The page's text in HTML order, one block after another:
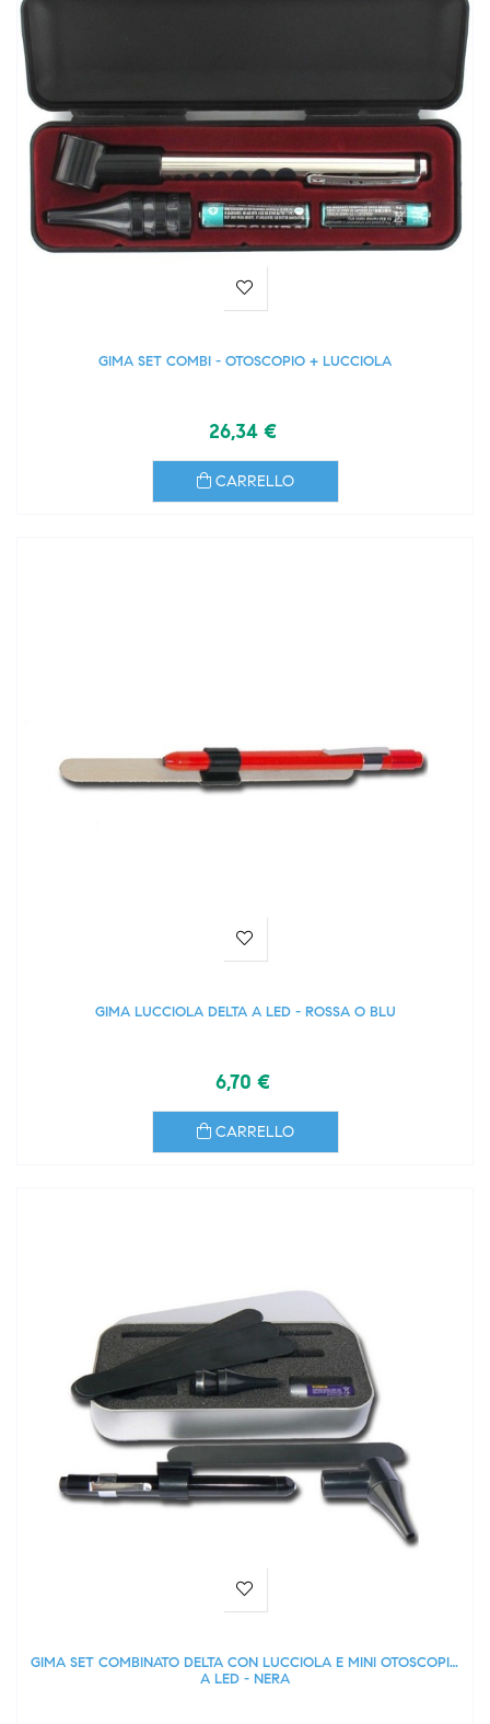
GIMA SET COMBI - OTOSCOPIO + LUCCIOLA
26,34 €
CARRELLO
GIMA LUCCIOLA DELTA A LED - ROSSA O BLU
6,70 €
CARRELLO
GIMA SET COMBINATO DELTA CON LUCCIOLA E MINI OTOSCOPIO
A LED - NERA